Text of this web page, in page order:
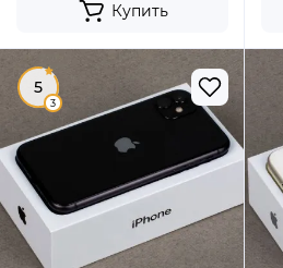
Купить
5
3